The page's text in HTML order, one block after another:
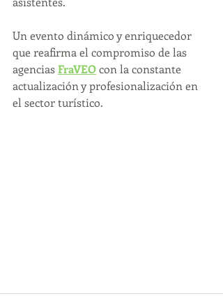
Un evento dinámico y enriquecedor
que reafirma el compromiso de las
agencias FraVEO con la constante
actualización y profesionalización en
el sector turístico.